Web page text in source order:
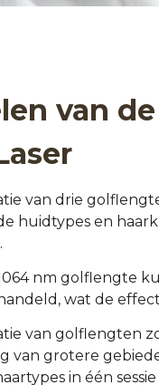
van
van drie
huidtypes en
nm golflengte
wat de
van golflengten
van grotere
in één